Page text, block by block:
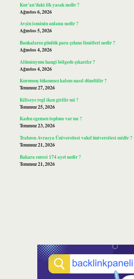
Kur’an’daki ilk yasak nedir ?
Ağustos 6, 2026
Avşin isminin anlamı nedir ?
Ağustos 5, 2026
Bankaların günlük para çekme limitleri nedir ?
Ağustos 4, 2026
Alüminyum hangi bölgede çıkarılır ?
Ağustos 4, 2026
Kurumuş tükenmez kalem nasıl düzeltilir ?
Temmuz 27, 2026
Kiliseye regl iken girilir mi ?
Temmuz 25, 2026
Kadın egemen toplum var mı ?
Temmuz 23, 2026
Trabzon Avrasya Üniversitesi vakıf üniversitesi midir ?
Temmuz 21, 2026
Bakara suresi 174 ayet nedir ?
Temmuz 21, 2026